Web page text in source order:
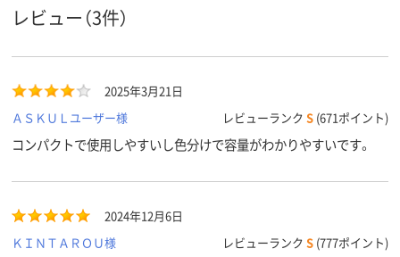
形状
プホール
保証期間 1年間
アスクル
商品環境
レビュー（3件）
2025年3月21日
ＡＳＫＵＬユーザー様
レビューランク S (671ポイント)
コンパクトで使用しやすいし色分けで容量がわかりやすいです。
2024年12月6日
ＫＩＮＴＡＲＯＵ様
レビューランク S (777ポイント)